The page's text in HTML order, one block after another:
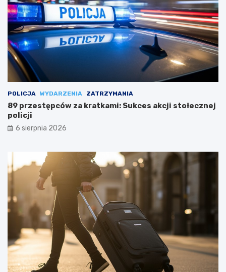
POLICJA WYDARZENIA ZATRZYMANIA
89 przestępców za kratkami: Sukces akcji stołecznej
policji
6 sierpnia 2026